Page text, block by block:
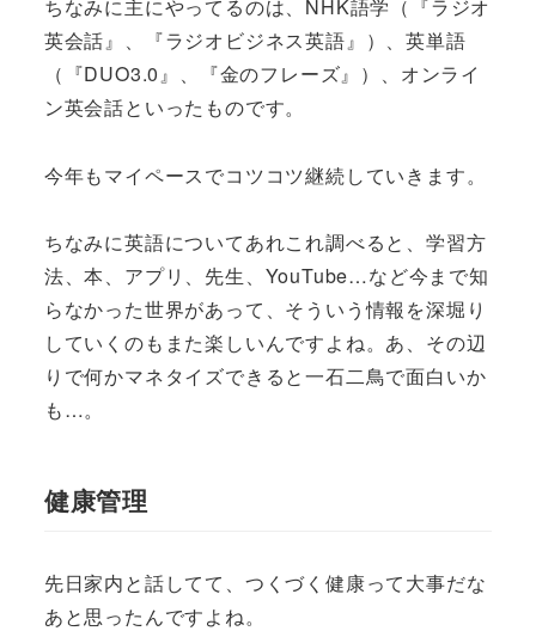
ちなみに主にやってるのは、NHK語学（『ラジオ
英会話』、『ラジオビジネス英語』）、英単語
（『DUO3.0』、『金のフレーズ』）、オンライ
ン英会話といったものです。
今年もマイペースでコツコツ継続していきます。
ちなみに英語についてあれこれ調べると、学習方
法、本、アプリ、先生、YouTube…など今まで知
らなかった世界があって、そういう情報を深堀り
していくのもまた楽しいんですよね。あ、その辺
りで何かマネタイズできると一石二鳥で面白いか
も…。
健康管理
先日家内と話してて、つくづく健康って大事だな
あと思ったんですよね。